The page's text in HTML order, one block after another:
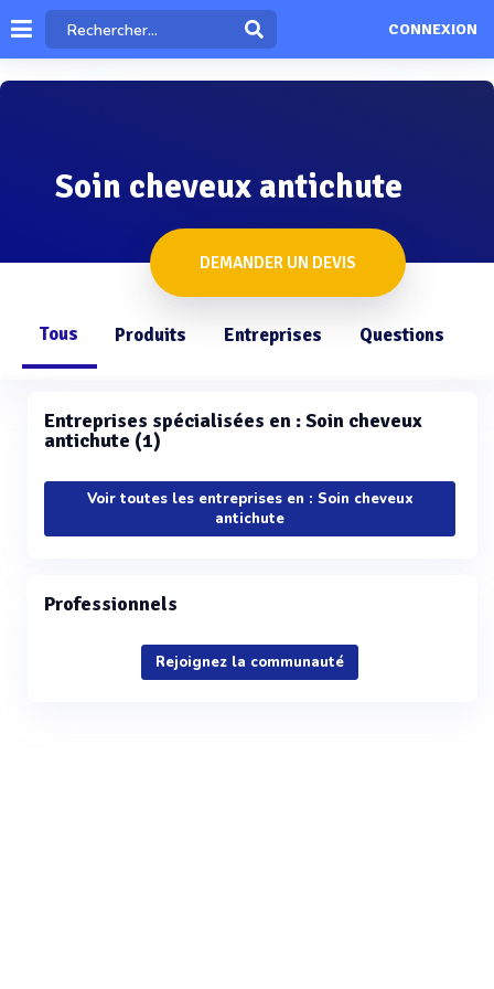
CONNEXION
Soin cheveux antichute
DEMANDER UN DEVIS
Tous Produits Entreprises Questions
Entreprises spécialisées en : Soin cheveux
antichute (1)
Voir toutes les entreprises en : Soin cheveux
antichute
Professionnels
Rejoignez la communauté